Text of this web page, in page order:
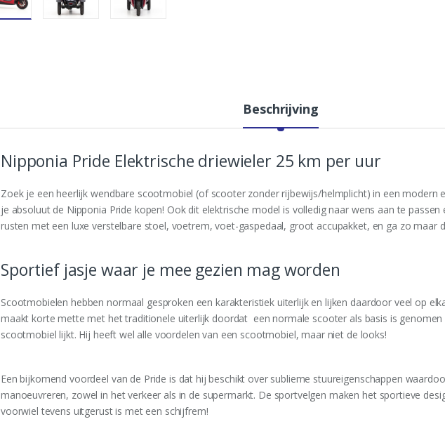
Beschrijving
Nipponia Pride Elektrische driewieler 25 km per uur
Zoek je een heerlijk wendbare scootmobiel (of scooter zonder rijbewijs/helmplicht) in een modern
je absoluut de Nipponia Pride kopen! Ook dit elektrische model is volledig naar wens aan te
rusten met een luxe verstelbare stoel, voetrem, voet-gaspedaal, groot accupakket, en ga zo maar
Sportief jasje waar je mee gezien mag worden
Scootmobielen hebben normaal gesproken een karakteristiek uiterlijk en lijken daardoor veel op
maakt korte mette met het traditionele uiterlijk doordat een normale scooter als basis is
scootmobiel lijkt. Hij heeft wel alle voordelen van een scootmobiel, maar niet de looks!
Een bijkomend voordeel van de Pride is dat hij beschikt over sublieme stuureigenschappen
manoeuvreren, zowel in het verkeer als in de supermarkt. De sportvelgen maken het sportieve
voorwiel tevens uitgerust is met een schijfrem!